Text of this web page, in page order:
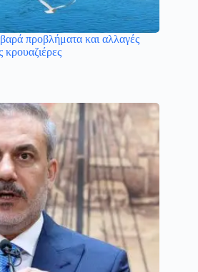
προβλήματα και αλλαγές
κρουαζιέρες